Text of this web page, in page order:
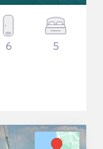
6 5